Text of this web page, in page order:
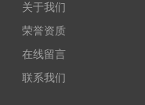
关于我们
荣誉资质
在线留言
联系我们